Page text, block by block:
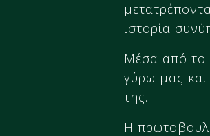
ιστορία
Μέσα από το
γύρω μας και
της.
Η